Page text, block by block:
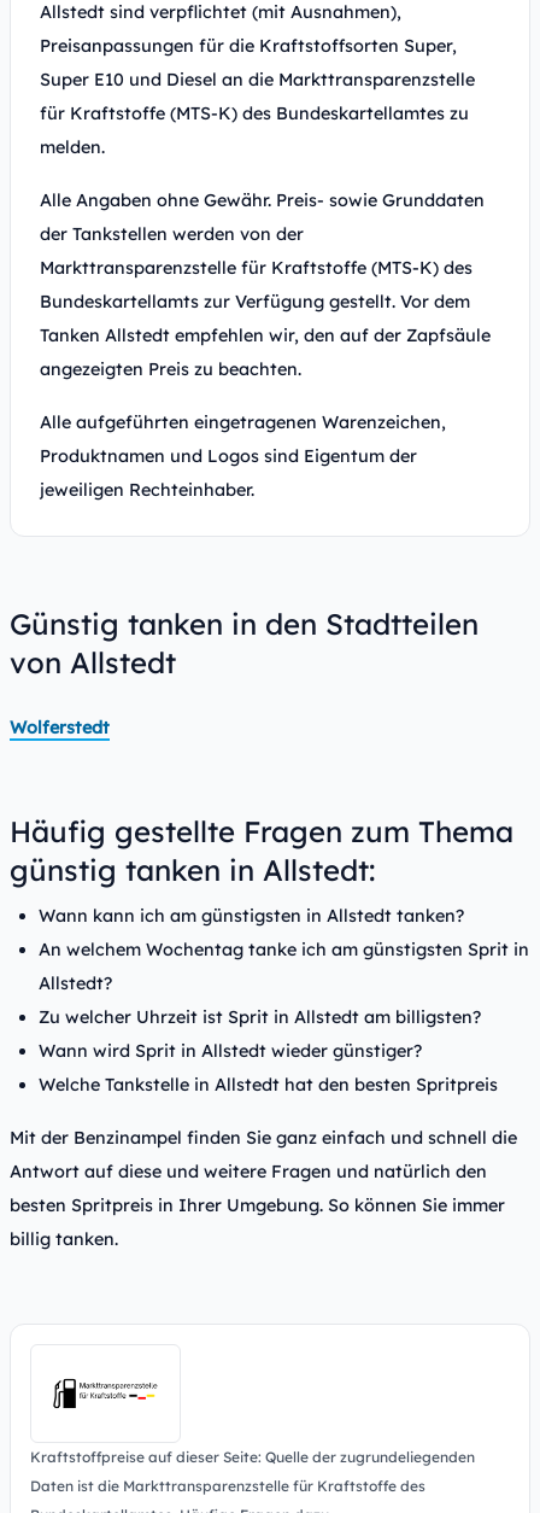
Allstedt sind verpflichtet (mit Ausnahmen),
Preisanpassungen für die Kraftstoffsorten Super,
Super E10 und Diesel an die Markttransparenzstelle
für Kraftstoffe (MTS-K) des Bundeskartellamtes zu
melden.
Alle Angaben ohne Gewähr. Preis- sowie Grunddaten
der Tankstellen werden von der
Markttransparenzstelle für Kraftstoffe (MTS-K) des
Bundeskartellamts zur Verfügung gestellt. Vor dem
Tanken Allstedt empfehlen wir, den auf der Zapfsäule
angezeigten Preis zu beachten.
Alle aufgeführten eingetragenen Warenzeichen,
Produktnamen und Logos sind Eigentum der
jeweiligen Rechteinhaber.
Günstig tanken in den Stadtteilen
von Allstedt
Wolferstedt
Häufig gestellte Fragen zum Thema
günstig tanken in Allstedt:
Wann kann ich am günstigsten in Allstedt tanken?
An welchem Wochentag tanke ich am günstigsten Sprit in
Allstedt?
Zu welcher Uhrzeit ist Sprit in Allstedt am billigsten?
Wann wird Sprit in Allstedt wieder günstiger?
Welche Tankstelle in Allstedt hat den besten Spritpreis
Mit der Benzinampel finden Sie ganz einfach und schnell die
Antwort auf diese und weitere Fragen und natürlich den
besten Spritpreis in Ihrer Umgebung. So können Sie immer
billig tanken.
Kraftstoffpreise auf dieser Seite: Quelle der zugrundeliegenden
Daten ist die Markttransparenzstelle für Kraftstoffe des